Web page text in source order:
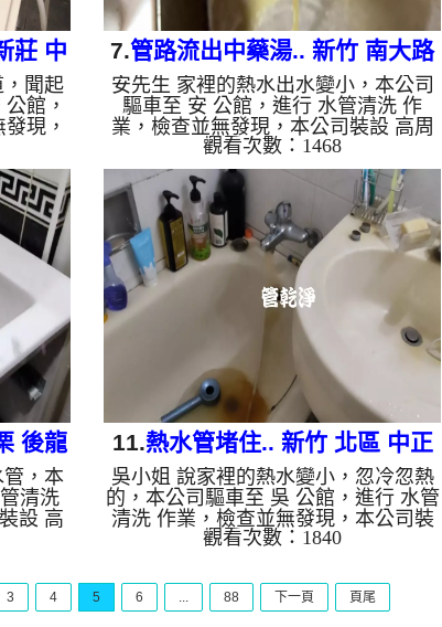
莊 中
聞起
館，
現，
注入
啟 水
一洗水
兩個多
道了。
生鐵鏽
咖啡
結成
一樣
裡面有
藍色的
7.管路流出中藥湯.. 新竹 南大路
水管清洗
安先生 家裡的熱水出水變小，本公司
驅車至 安 公館，進行 水管清洗 作
業，檢查並無發現，本公司裝設 高周
波水管清洗機，注入 檸檬酸 至水管，
等了約15分，開啟 水管清洗機 ，啟動
螺旋波 模式，一洗水管就流出棕色銹
水，看起來就像是中藥湯，兩個多小時
後，出水乾淨熱水出水量也恢復了。
如是自來水，如水管老化，會產生鐵鏽
跟泥沙堆積，洗出來的水就會是咖啡
色，地下水含有氧化錳，管壁上會結成
黑色管垢，洗出來的水會跟石油一樣
黑，有些洗出綠色的水，是因為裡面有
銅的物質，生鏽產生銅綠，如是藍色的
水，是因為水...
觀看次數：1468
後龍
，本
清洗
設 高
至水
流出白
個多
11.熱水管堵住.. 新竹 北區 中正
路 水管清洗
吳小姐 說家裡的熱水變小，忽冷忽熱
的，本公司驅車至 吳 公館，進行 水管
清洗 作業，檢查並無發現，本公司裝
設 高周波水管清洗機，注入 檸檬酸 至
，啟動 螺旋波 模式，一洗水管就流出
棕色髒水，黃色髒水源源不絕，兩個多
觀看次數：1840
3 4 5 6 ... 88 下一頁 頁尾